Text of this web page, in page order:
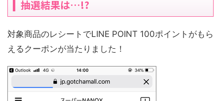
抽選結果は…!?
対象商品のレシートでLINE POINT 100ポイントがもら
えるクーポンが当たりました！